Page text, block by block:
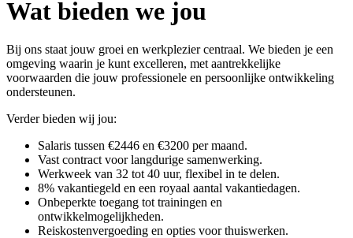
Wat bieden we jou
Bij ons staat jouw groei en werkplezier centraal. We bieden je een
omgeving waarin je kunt excelleren, met aantrekkelijke
voorwaarden die jouw professionele en persoonlijke ontwikkeling
ondersteunen.
Verder bieden wij jou:
Salaris tussen €2446 en €3200 per maand.
Vast contract voor langdurige samenwerking.
Werkweek van 32 tot 40 uur, flexibel in te delen.
8% vakantiegeld en een royaal aantal vakantiedagen.
Onbeperkte toegang tot trainingen en
ontwikkelmogelijkheden.
Reiskostenvergoeding en opties voor thuiswerken.